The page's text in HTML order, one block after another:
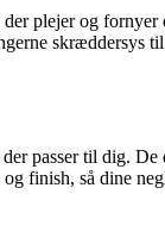
plejer og
skræddersys
passer til dig.
finish, så dine